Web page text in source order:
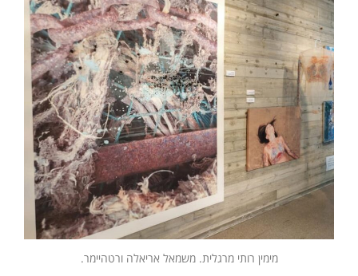
מימין רותי מרגלית. משמאל אריאלה ורטהיימר.